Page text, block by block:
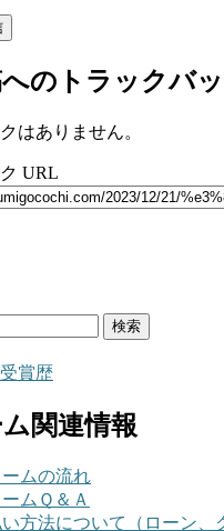
のトラックバ
はありません。
URL
関連情報
ームの流れ
ムＱ＆Ａ
方法について（ローン、